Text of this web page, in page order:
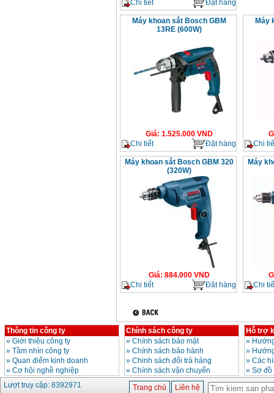
Chi tiết Đặt hàng
Máy khoan sắt Bosch GBM
13RE (600W)
Giá: 1.525.000VND
Chi tiết
Đặt hàng
Máy
Chi
Máy khoan sắt Bosch GBM 320
(320W)
Giá: 884.000VND
Chi tiết
Đặt hàng
Máy
Chi
Thông tin công ty
» Giới thiệu công ty
» Tầm nhìn công ty
» Quan điểm kinh doanh
» Cơ hội nghề nghiệp
Chính sách công ty
» Chính sách bảo mật
» Chính sách bảo hành
» Chinh sách đổi trả hàng
» Chính sách vận chuyển
Hỗ trợ
»
»
» Các
» Sơ
Lượt truy cập: 8392971
Trang chủ Liên hệ